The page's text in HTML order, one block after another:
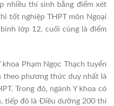
nhiều thí sinh bằng điểm xét
tốt nghiệp THPT môn Ngoại
lớp 12, cuối cùng là điểm
Phạm Ngọc Thạch tuyển
theo phương thức duy nhất là
Trong đó, ngành Y khoa có
tiếp đó là Điều dưỡng 200 thí